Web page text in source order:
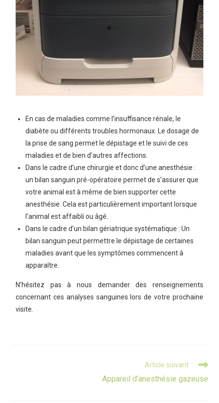
En cas de maladies comme l’insuffisance rénale, le
diabète ou différents troubles hormonaux. Le dosage de
la prise de sang permet le dépistage et le suivi de ces
maladies et de bien d’autres affections.
Dans le cadre d’une chirurgie et donc d’une anesthésie :
un bilan sanguin pré-opératoire permet de s’assurer que
votre animal est à même de bien supporter cette
anesthésie. Cela est particulièrement important lorsque
l’animal est affaibli ou âgé.
Dans le cadre d’un bilan gériatrique systématique : Un
bilan sanguin peut permettre le dépistage de certaines
maladies avant que les symptômes commencent à
apparaître.
N’hésitez pas à nous demander des renseignements
concernant ces analyses sanguines lors de votre prochaine
visite.
Article suivant
Appareil d’anesthésie gazeuse